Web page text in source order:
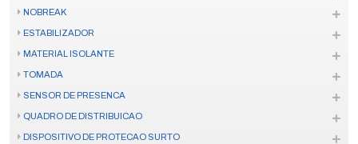
NOBREAK
ESTABILIZADOR
MATERIAL ISOLANTE
TOMADA
SENSOR DE PRESENCA
QUADRO DE DISTRIBUICAO
DISPOSITIVO DE PROTECAO SURTO